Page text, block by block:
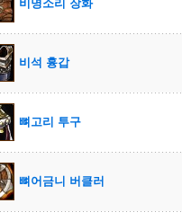
비명소리 장화
비석 흉갑
뼈고리 투구
뼈어금니 버클러